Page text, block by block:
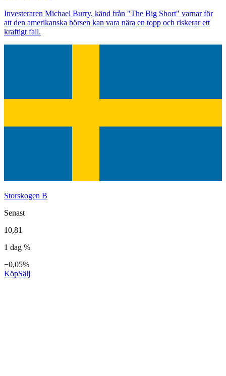
Investeraren Michael Burry, känd från "The Big Short" varnar för
att den amerikanska börsen kan vara nära en topp och riskerar ett
kraftigt fall.
Storskogen B
Senast
10,81
1 dag %
−0,05%
KöpSälj